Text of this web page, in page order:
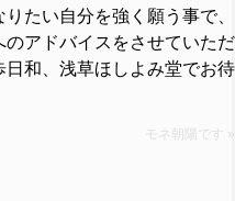
たい自分を強く願う事で、
アドバイスをさせていただ
和、浅草ほしよみ堂でお待
モネ朝陽です »